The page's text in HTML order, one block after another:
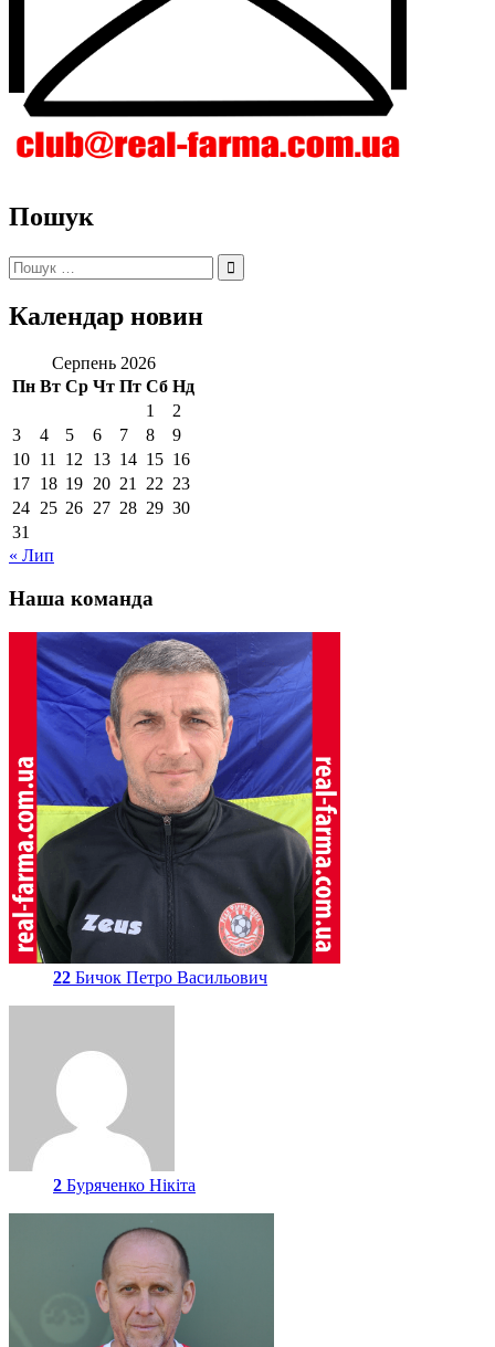
Пошук
Пошук:
Календар новин
Серпень 2026
Пн Вт Ср Чт Пт Сб Нд
1
2
3
4 5 6 7 8
9
10 11 12 13 14 15 16
17 18 19 20 21 22 23
24 25 26 27 28 29 30
31
« Лип
Наша команда
22 Бичок Петро Васильович
2 Буряченко Нікіта